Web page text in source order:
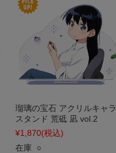
瑠璃の宝石 アクリルキャラ
スタンド 荒砥 凪 vol.2
¥1,870(税込)
在庫 ○